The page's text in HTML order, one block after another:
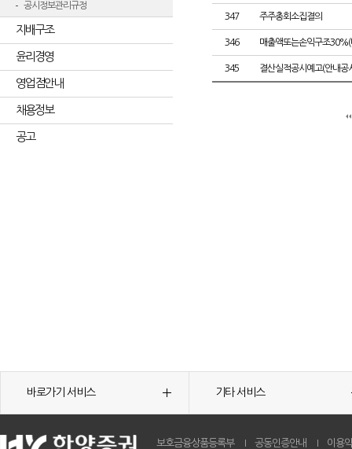
공시정보관리규정
지배구조
윤리경영
영업점안내
채용정보
공고
347 주주총회소집결의
346 매출액또는손익구조
345 결산실적공시예고(안내공
바로가기 서비스 기타 서비스
보호금융상품등록부 공동인증안내 이용